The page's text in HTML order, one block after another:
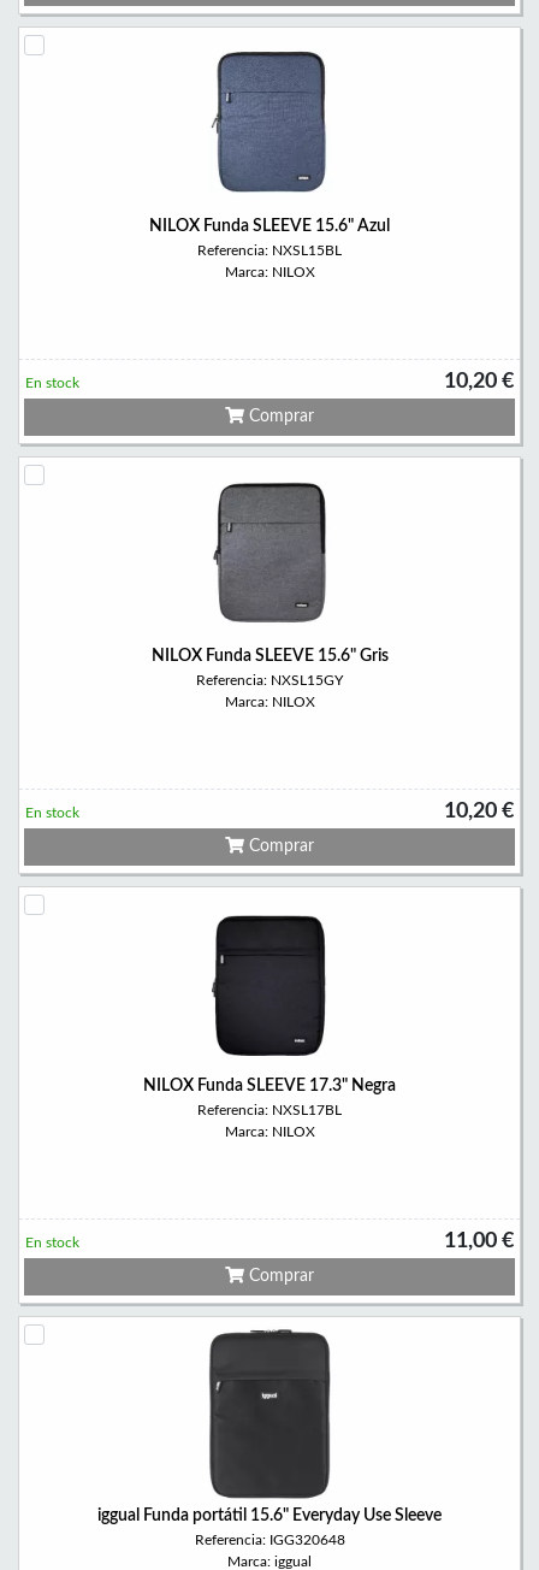
NILOX Funda SLEEVE 15.6" Azul
Referencia: NXSL15BL
Marca: NILOX
10,20 €
En stock
Comprar
NILOX Funda SLEEVE 15.6" Gris
Referencia: NXSL15GY
Marca: NILOX
10,20 €
En stock
Comprar
NILOX Funda SLEEVE 17.3" Negra
Referencia: NXSL17BL
Marca: NILOX
11,00 €
En stock
Comprar
iggual Funda portátil 15.6" Everyday Use Sleeve
Referencia: IGG320648
Marca: iggual